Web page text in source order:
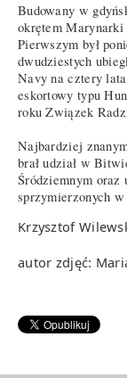
Budowany w
okrętem Marynarki
Pierwszym był
dwudziestych
Navy na cztery
eskortowy typu
roku Związek
Najbardziej
brał udział w
Śródziemnym oraz
sprzymierzonych
Krzysztof
autor zdjęć: